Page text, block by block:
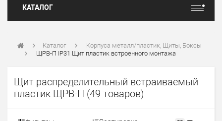
КАТАЛОГ
Каталог
Корпуса металл/пластик, Щиты, Боксы
ЩРВ-П IP31 Щит пластик встроенного монтажа
Щит распределительный встраиваемый
пластик ЩРВ-П (49 товаров)